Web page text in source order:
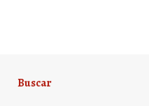
Buscar